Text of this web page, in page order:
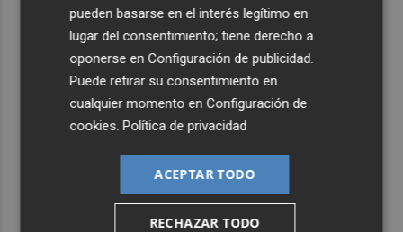
pueden basarse en el interés legítimo en
lugar del consentimiento; tiene derecho a
oponerse enConfiguración de publicidad.
Puede retirar su consentimiento en
cualquier momento enConfiguración de
cookies.Política de privacidad
ACEPTAR TODO
RECHAZAR TODO